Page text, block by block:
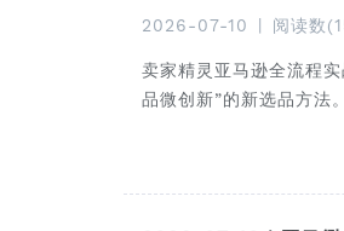
2026-07-10 阅读数
卖家精灵亚马逊全流程
品微创新”的新选品方法。